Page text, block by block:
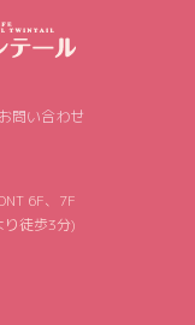
お問い合わせ
6F、7F
徒歩3分)